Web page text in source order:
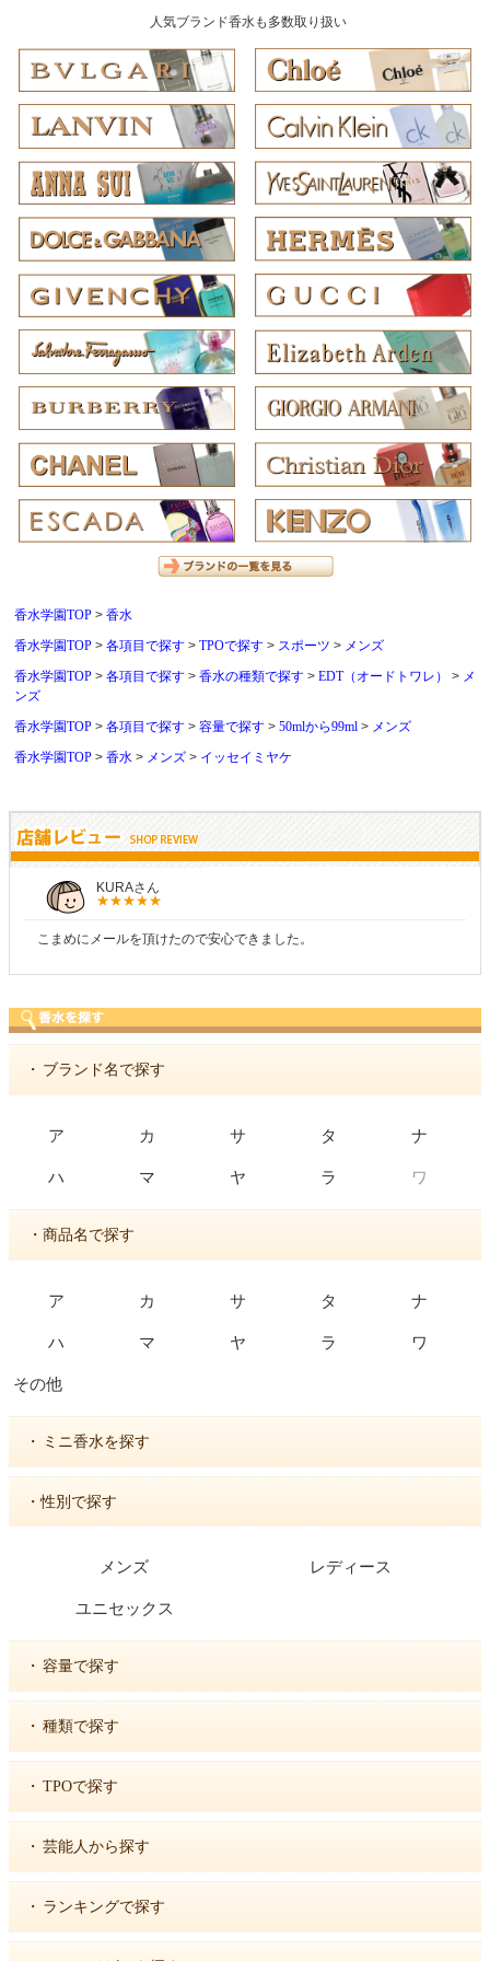
人気ブランド香水も多数取り扱い
香水学園TOP
香水
香水学園TOP
各項目で探す TPOで探す スポーツ
メンズ
香水学園TOP
各項目で探す 香水の種類で探す EDT（オードトワレ）
メ
ンズ
香水学園TOP
各項目で探す 容量で探す 50mlから99ml
メンズ
香水学園TOP
香水 メンズ イッセイミヤケ
しらすさん
商品が早く届いたのでよかったです。また利用させてもらいます！
・ ブランド名で探す
ア カ サ タ ナ
ハ マ ヤ ラ ワ
・商品名で探す
ア カ サ タ ナ
ハ マ ヤ ラ ワ
その他
・ ミニ香水を探す
・性別で探す
メンズ レディース
ユニセックス
・ 容量で探す
・ 種類で探す
・ TPOで探す
・ 芸能人から探す
・ ランキングで探す